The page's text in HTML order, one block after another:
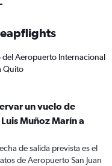
del Aeropuerto Internacional
Quito
un vuelo de
Muñoz Marín a
de salida prevista es el
de Aeropuerto San Juan